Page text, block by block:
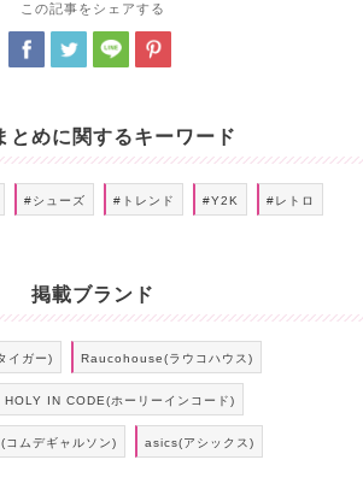
この記事をシェアする
とめに関するキーワード
#シューズ #トレンド #Y2K #レトロ
掲載ブランド
イガー) Raucohouse(ラウコハウス)
HOLY IN CODE(ホーリーインコード)
ムデギャルソン) asics(アシックス)